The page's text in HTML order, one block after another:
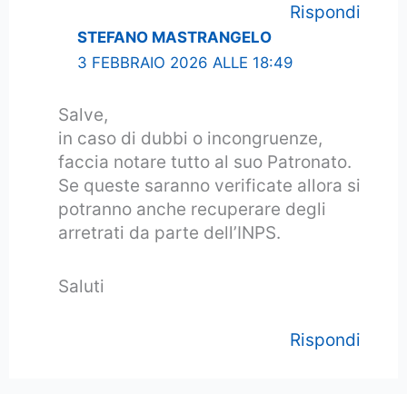
Rispondi
STEFANO MASTRANGELO
3 FEBBRAIO 2026 ALLE 18:49
Salve,
in caso di dubbi o incongruenze,
faccia notare tutto al suo Patronato.
Se queste saranno verificate allora si
potranno anche recuperare degli
arretrati da parte dell’INPS.
Saluti
Rispondi